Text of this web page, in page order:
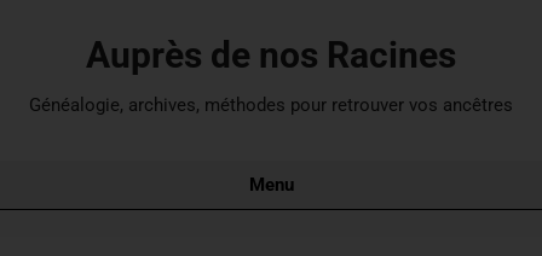
Auprès de nos Racines
Généalogie, archives, méthodes pour retrouver vos ancêtres
Menu